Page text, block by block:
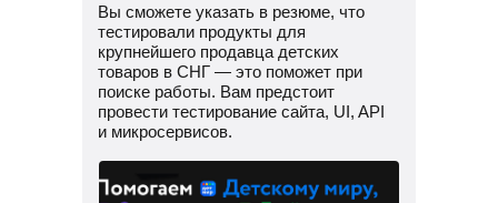
Вы сможете указать в резюме, что
тестировали продукты для
крупнейшего продавца детских
товаров в СНГ — это поможет при
поиске работы. Вам предстоит
провести тестирование сайта, UI, API
и микросервисов.